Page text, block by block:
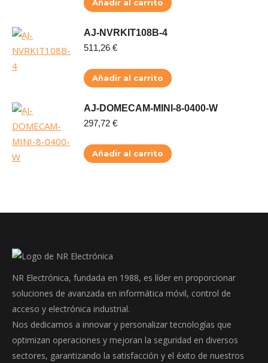
Añadir al carrito
AJ-NVRKIT108B-4
511,26 €
Añadir al carrito
AJ-DOMECAM-MINI-8-0400-W
297,72 €
Añadir al carrito
NR Electrónica, fundada en 1988, es líder en proporcionar
soluciones de avanzada en informática móvil, control de
acceso y electrónica industrial.
Nos dedicamos a innovar y personalizar tecnologías que
optimizan operaciones y mejoran la seguridad en diversos
sectores, garantizando la satisfacción y el éxito de nuestros